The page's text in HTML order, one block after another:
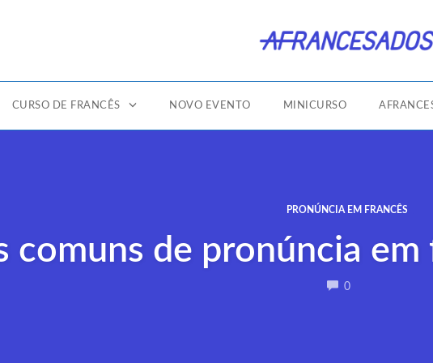
CURSO DE FRANCÊS NOVO EVENTO MINICURSO
PRONÚNCIA EM FRANCÊS
comuns de pronúncia
0COMMENTS